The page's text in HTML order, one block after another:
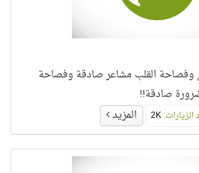
وفصاحة القلب مشاعر صادقة وفصاحة
صادقة!!
الزيارات: المزيد